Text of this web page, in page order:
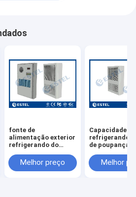
fonte de
alimentação exterior
refrigerando do
220VAC do armário
da capacidade
Melhor preço
Capacidade
refrigerando
de poupança
48VDC 600W
condicionador
Melhor